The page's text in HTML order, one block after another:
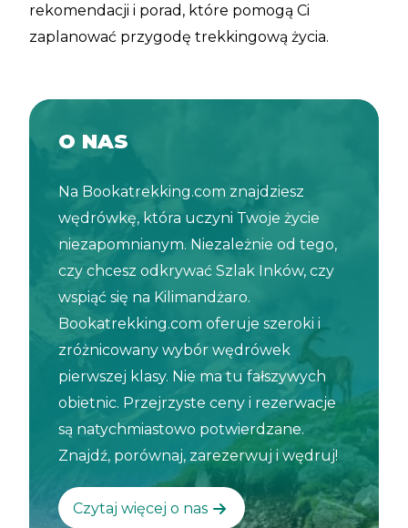
rekomendacji i porad, które pomogą Ci
zaplanować przygodę trekkingową życia.
O NAS
Na Bookatrekking.com znajdziesz
wędrówkę, która uczyni Twoje życie
niezapomnianym. Niezależnie od tego,
czy chcesz odkrywać Szlak Inków, czy
wspiąć się na Kilimandżaro.
Bookatrekking.com oferuje szeroki i
zróżnicowany wybór wędrówek
pierwszej klasy. Nie ma tu fałszywych
obietnic. Przejrzyste ceny i rezerwacje
są natychmiastowo potwierdzane.
Znajdź, porównaj, zarezerwuj i wędruj!
Czytaj więcej o nas